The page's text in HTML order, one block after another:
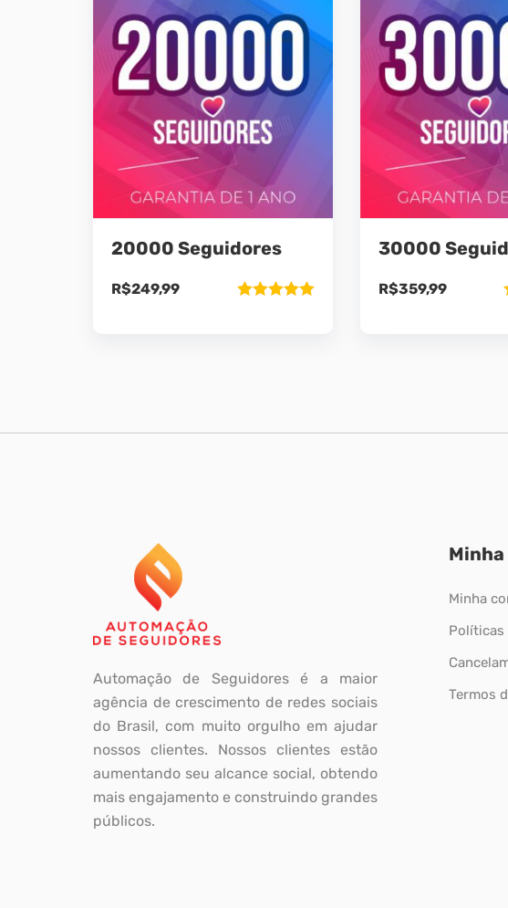
20000 Seguidores
R$249,99
30000
R$359,99
Automação de Seguidores é a maior
agência de crescimento de redes sociais
do Brasil, com muito orgulho em ajudar
nossos clientes. Nossos clientes estão
aumentando seu alcance social, obtendo
mais engajamento e construindo grandes
públicos.
Minha
Políticas
Termos